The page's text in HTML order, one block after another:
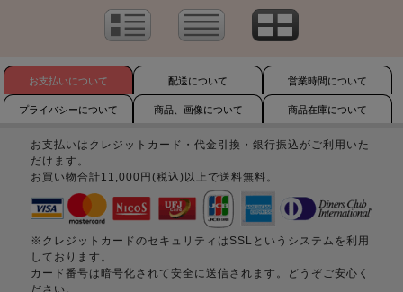
お支払いについて 配送について 営業時間について
プライバシーについて 商品、画像について 商品在庫について
お支払いはクレジットカード・代金引換・銀行振込がご利用いた
だけます。
お買い物合計11,000円(税込)以上で送料無料。
※クレジットカードのセキュリティはSSLというシステムを利用
しております。
カード番号は暗号化されて安全に送信されます。どうぞご安心く
ださい。